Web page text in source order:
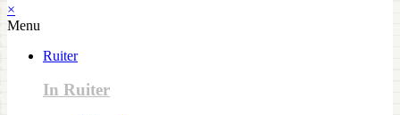
×
Menu
Ruiter
In Ruiter